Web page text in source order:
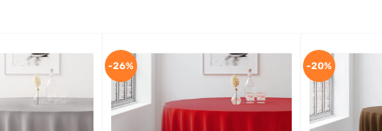
-26% -20%